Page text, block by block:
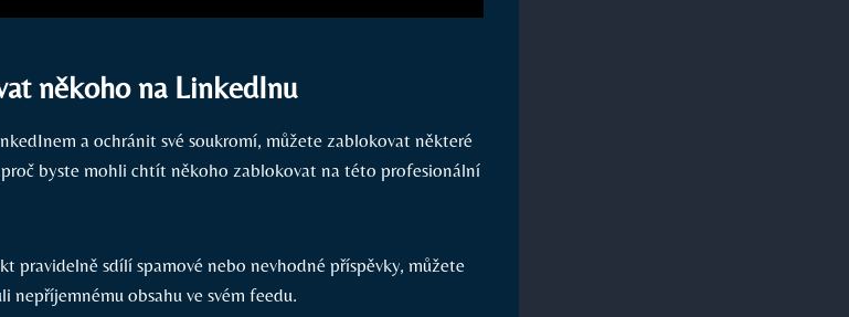
někoho na LinkedInu
a ochránit své soukromí, můžete zablokovat některé
byste mohli chtít někoho zablokovat na této profesionální
pravidelně sdílí spamové nebo nevhodné příspěvky, můžete
nepříjemnému obsahu ve svém feedu.